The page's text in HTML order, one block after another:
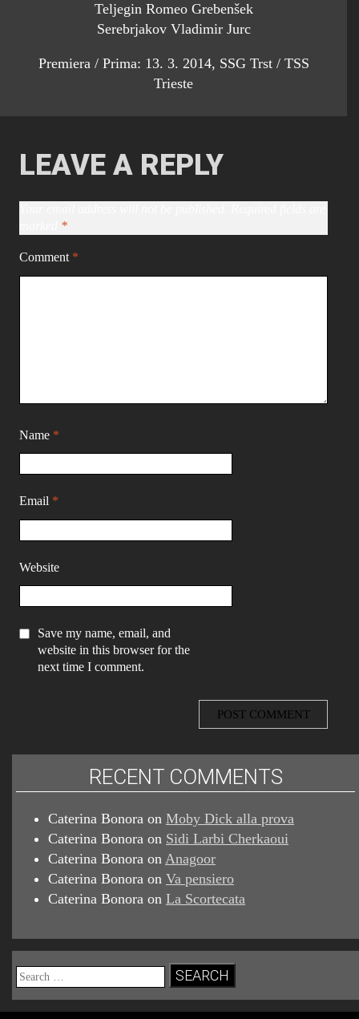
Teljegin Romeo Grebenšek
Serebrjakov Vladimir Jurc
Premiera / Prima: 13. 3. 2014, SSG Trst / TSS
Trieste
LEAVE A REPLY
*
Comment *
Name *
Email *
Website
Save my name, email, and
website in this browser for the
next time I comment.
RECENT COMMENTS
Caterina Bonora on Moby Dick alla prova
Caterina Bonora on Sidi Larbi Cherkaoui
Caterina Bonora on Anagoor
Caterina Bonora on Va pensiero
Caterina Bonora on La Scortecata
Search
for: